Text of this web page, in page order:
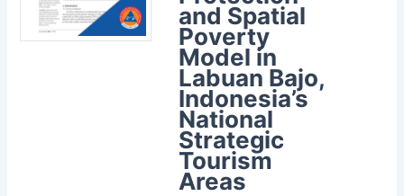
and Spatial
Poverty
Model in
Labuan Bajo,
Indonesia’s
National
Strategic
Tourism
Areas